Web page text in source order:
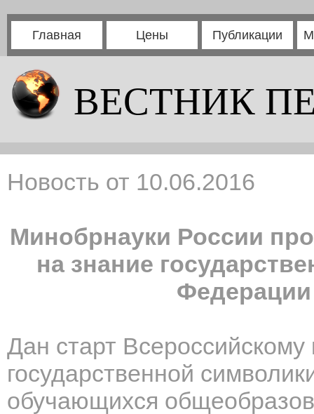
Главная Цены Публикации
ВЕСТНИК
Новость от 10.06.2016
Минобрнауки России
на знание
Дан старт
государственной
обучающихся